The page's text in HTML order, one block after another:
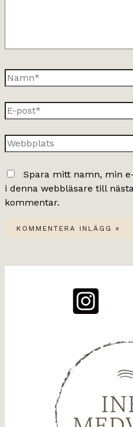
Namn*
E-
post*
Webbplats
Spara mitt namn, min
i denna webbläsare till
kommentar.